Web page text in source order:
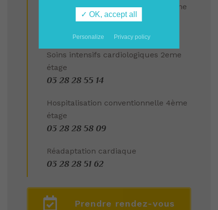
Hospitalisation conventionnelle 2eme
03 28 28 57 34
Soins intensifs cardiologiques 2eme
étage
03 28 28 55 14
Hospitalisation conventionnelle 4ème
étage
03 28 28 58 09
Réadaptation cardiaque
03 28 28 51 62
Prendre rendez-vous
✓ OK, accept all
Personalize Privacy policy